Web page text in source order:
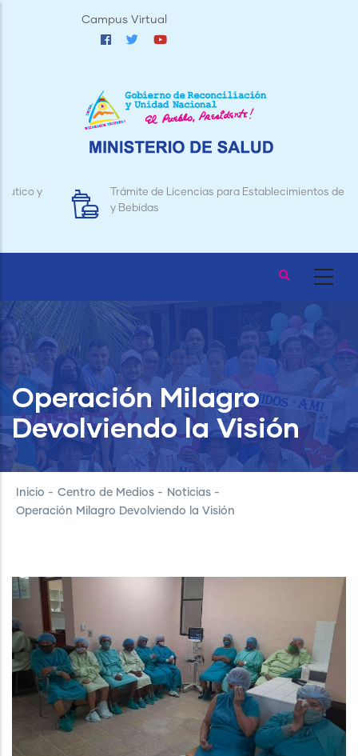
Campus Virtual
Trámite de Licencias para Establecimientos de Alimentos
y Bebidas
Operación Milagro
Devolviendo la Visión
Inicio - Centro de Medios - Noticias -
Operación Milagro Devolviendo la Visión